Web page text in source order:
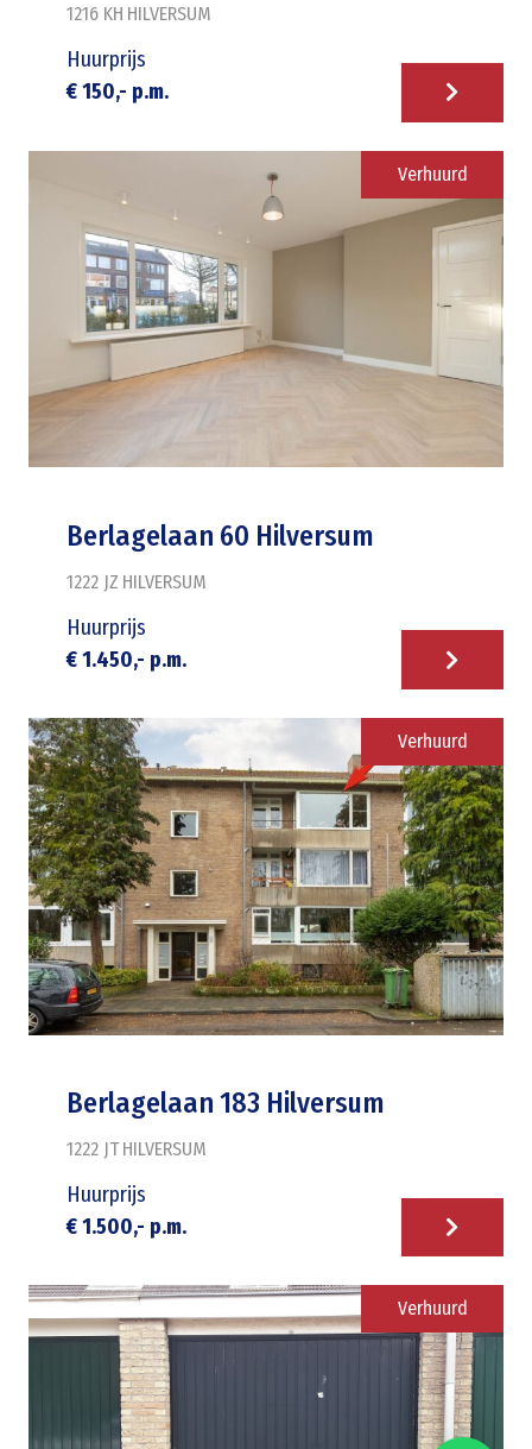
1216 KH HILVERSUM
Huurprijs
€ 150,- p.m.
Verhuurd
Berlagelaan 60 Hilversum
1222 JZ HILVERSUM
Huurprijs
€ 1.450,- p.m.
Verhuurd
Berlagelaan 183 Hilversum
1222 JT HILVERSUM
Huurprijs
€ 1.500,- p.m.
Verhuurd